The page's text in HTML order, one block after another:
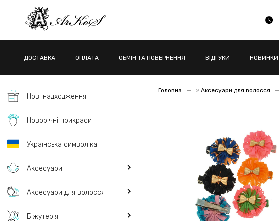
ДОСТАВКА ОПЛАТА ОБМІН ТА ПОВЕРНЕННЯ ВІДГУКИ НОВИНКИ
Нові надходження
Новорічні прикраси
Українська символіка
Аксесуари
Аксесуари для волосся
Біжутерія
Головна » Аксесуари для волосся